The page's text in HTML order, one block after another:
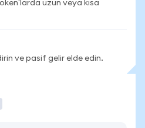
uzun veya kısa
ve pasif gelir elde edin.